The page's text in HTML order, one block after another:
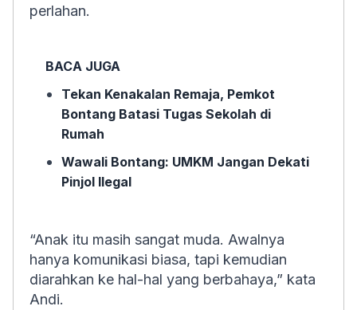
perlahan.
BACA JUGA
Tekan Kenakalan Remaja, Pemkot
Bontang Batasi Tugas Sekolah di
Rumah
Wawali Bontang: UMKM Jangan Dekati
Pinjol Ilegal
“Anak itu masih sangat muda. Awalnya
hanya komunikasi biasa, tapi kemudian
diarahkan ke hal-hal yang berbahaya,” kata
Andi.